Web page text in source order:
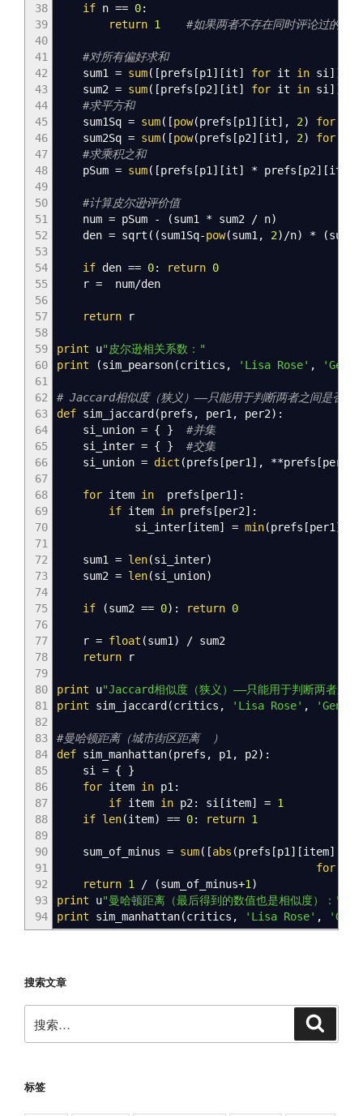
38
39
40
41
42
43
44
45
46
47
48
49
50
51
52
53
54
55
56
57
58
59
60
61
62
63
64
65
66
67
68
69
70
71
72
73
74
75
76
77
78
79
80
81
82
83
84
85
86
87
88
89
90
91
92
93
94
if n == 0:
return 1 #如果两者不存在同时评论过的电
#对所有偏好求和
sum1 = sum( [prefs [p1 ] [it] for it in si ] )
sum2 = sum( [prefs [p2] [it] for it in si ] )
#求平方和
sum1Sq = sum( [pow(prefs [p1 ] [it] , 2) for
sum2Sq = sum( [pow(prefs [p2] [it] , 2) for
#求乘积之和
pSum = sum( [prefs [p1 ] [it] * prefs [p2] [it
#计算皮尔逊评价值
num = pSum - (sum1 * sum2 / n)
den = sqrt ( (sum1Sq-pow(sum1 , 2) /n) * (
if den == 0: return 0
r = num/den
return r
print u"皮尔逊相关系数："
print
(sim_pearson(critics , 'Lisa Rose' , 'Gene
# Jaccard相似度（狭义）——只能用于判断两者之间是否一
def sim_jaccard (prefs , per1 , per2) :
si_union = { }
#并集
si_inter = { }
#交集
si_union = dict (prefs [per1 ] , **prefs [per2
for item in prefs [per1 ] :
if item in prefs [per2] :
si_inter [item] = min(prefs [per1 ]
sum1 = len(si_inter)
sum2 = len(si_union)
if (sum2 == 0) : return 0
r = float (sum1 )
/ sum2
return r
print u"Jaccard相似度（狭义）——只能用于判断两者之
print sim_jaccard (critics , 'Lisa Rose' , 'Gene
#曼哈顿距离（城市街区距离 ）
def sim_manhattan(prefs , p1 , p2) :
si = {
}
for item in p1:
if item in p2: si [item] = 1
if len(item) == 0: return 1
sum_of_minus = sum( [abs (prefs [p1 ] [item]
for
return 1 / (sum_of_minus+1 )
print u"曼哈顿距离（最后得到的数值也是相似度）："
print sim_manhattan(critics , 'Lisa Rose' ,
搜索文章
索：
标签